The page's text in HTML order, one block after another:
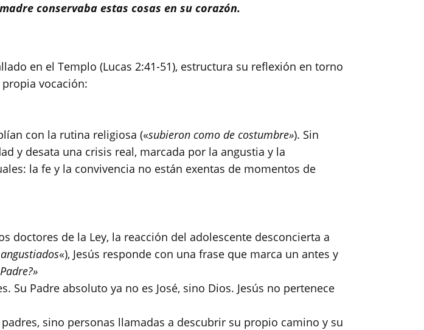
conservaba estas cosas en su corazón.
en el Templo (Lucas 2:41-51), estructura su reflexión en torno
vocación:
con la rutina religiosa («subieron como de costumbre»). Sin
y desata una crisis real, marcada por la angustia y la
la fe y la convivencia no están exentas de momentos de
doctores de la Ley, la reacción del adolescente desconcierta a
«), Jesús responde con una frase que marca un antes y
Su Padre absoluto ya no es José, sino Dios. Jesús no pertenece
sino personas llamadas a descubrir su propio camino y su